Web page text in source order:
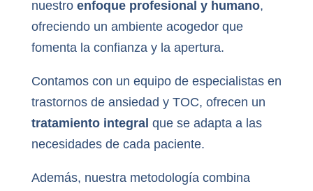
nuestroenfoque profesional y humano,
ofreciendo un ambiente acogedor que
fomenta la confianza y la apertura.
Contamos con un equipo de especialistas en
trastornos de ansiedad y TOC, ofrecen un
tratamiento integral que se adapta a las
necesidades de cada paciente.
Además, nuestra metodología combina